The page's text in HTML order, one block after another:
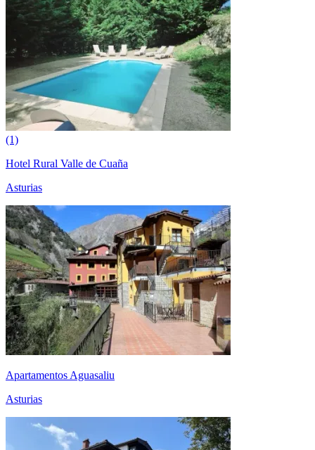
(1)
Hotel Rural Valle de Cuaña
Asturias
Apartamentos Aguasaliu
Asturias